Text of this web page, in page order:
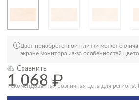
Цвет приобретенной плитки может
экране монитора из-за особенностей
Сравнить
1 068₽
Рекомендованная розничная цена для региона: